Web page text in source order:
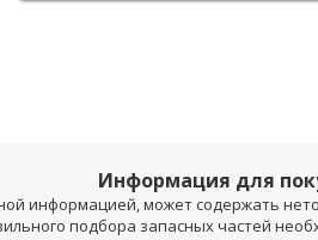
Информация для
информацией, может содержать
подбора запасных частей